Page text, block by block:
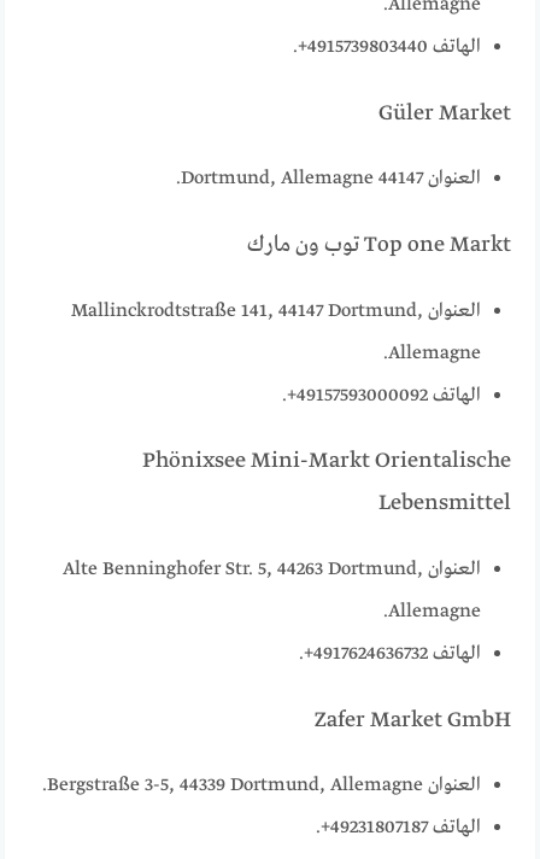
Allemagne.
الهاتف 4915739803440+.
Güler Market
العنوان 44147 Dortmund, Allemagne.
Top one Markt توب ون مارك
العنوان Mallinckrodtstraße 141, 44147 Dortmund,
Allemagne.
الهاتف 49157593000092+.
Phönixsee Mini-Markt Orientalische
Lebensmittel
العنوان Alte Benninghofer Str. 5, 44263 Dortmund,
Allemagne.
الهاتف 4917624636732+.
Zafer Market GmbH
العنوان Bergstraße 3-5, 44339 Dortmund, Allemagne.
الهاتف 49231807187+.